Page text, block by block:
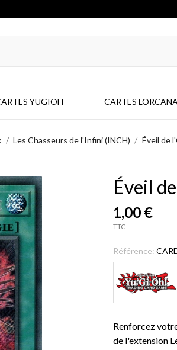
YUGIOH CARTES LORCANA
Les Chasseurs de l'Infini (INCH) Éveil de
Éveil
1,00 €
TTC
Référence:
Renforcez
de l'extension